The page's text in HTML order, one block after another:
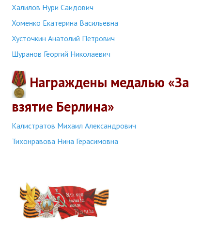
Халилов Нури Саидович
Хоменко Екатерина Васильевна
Хусточкин Анатолий Петрович
Шуранов Георгий Николаевич
Награждены медалью «За
взятие Берлина»
Калистратов Михаил Александрович
Тихонравова Нина Герасимовна